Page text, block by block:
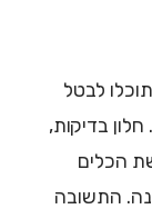
לבטל
בדיקות,
הכלים
התשובה